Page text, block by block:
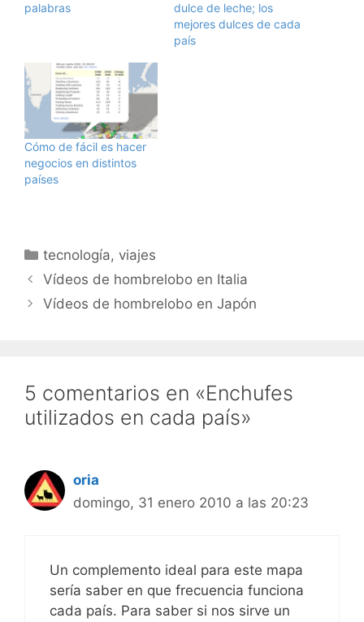
palabras
dulce de leche; los
mejores dulces de cada
país
Cómo de fácil es hacer
negocios en distintos
países
Categorías
tecnología, viajes
Vídeos de hombrelobo en Italia
Vídeos de hombrelobo en Japón
5 comentarios en «Enchufes
utilizados en cada país»
oria
domingo, 31 enero 2010 a las 20:23
Un complemento ideal para este mapa
sería saber en que frecuencia funciona
cada país. Para saber si nos sirve un